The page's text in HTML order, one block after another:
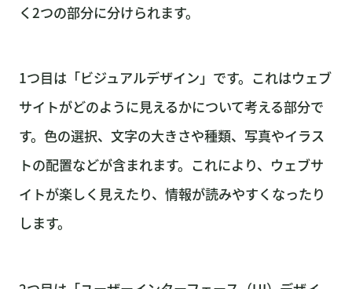
く2つの部分に分けられます。
1つ目は「ビジュアルデザイン」です。これはウェブ
サイトがどのように見えるかについて考える部分で
す。色の選択、文字の大きさや種類、写真やイラス
トの配置などが含まれます。これにより、ウェブサ
イトが楽しく見えたり、情報が読みやすくなったり
します。